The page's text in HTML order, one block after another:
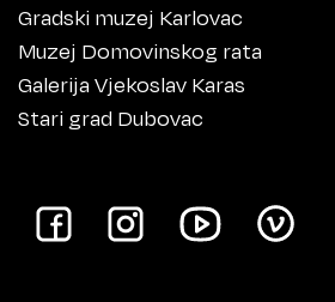
Gradski muzej Karlovac
Muzej Domovinskog rata
Galerija Vjekoslav Karas
Stari grad Dubovac